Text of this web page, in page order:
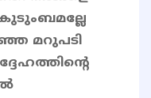
മറുപടി